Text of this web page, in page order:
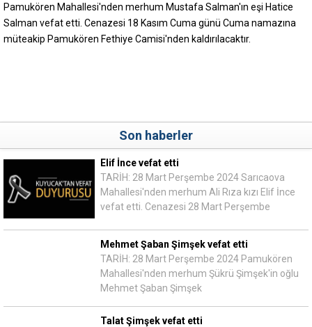
Pamukören Mahallesi'nden merhum Mustafa Salman'ın eşi Hatice
Salman vefat etti. Cenazesi 18 Kasım Cuma günü Cuma namazına
müteakip Pamukören Fethiye Camisi'nden kaldırılacaktır.
Son haberler
Elif İnce vefat etti
TARİH: 28 Mart Perşembe 2024 Sarıcaova
Mahallesi'nden merhum Ali Rıza kızı Elif İnce
vefat etti. Cenazesi 28 Mart Perşembe
Mehmet Şaban Şimşek vefat etti
TARİH: 28 Mart Perşembe 2024 Pamukören
Mahallesi'nden merhum Şükrü Şimşek'in oğlu
Mehmet Şaban Şimşek
Talat Şimşek vefat etti